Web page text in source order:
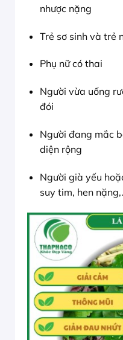
nhược nặng
Trẻ sơ sinh và trẻ
Phụ nữ có thai
Người vừa uống
đói
Người đang mắc
diện rộng
Người già yếu
suy tim, hen